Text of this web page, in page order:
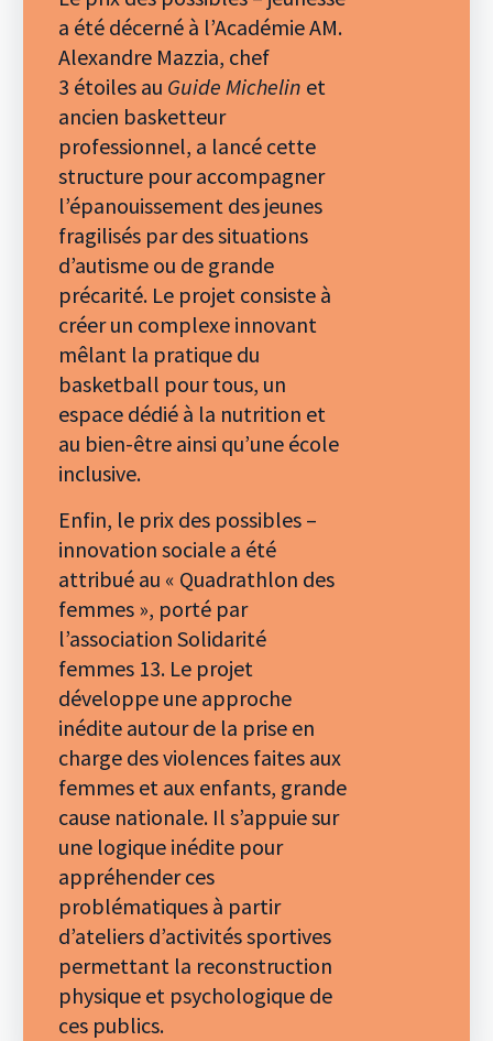
a été décerné à l’Académie AM.
Alexandre Mazzia, chef
3 étoiles au Guide Michelin et
ancien basketteur
professionnel, a lancé cette
structure pour accompagner
l’épanouissement des jeunes
fragilisés par des situations
d’autisme ou de grande
précarité. Le projet consiste à
créer un complexe innovant
mêlant la pratique du
basketball pour tous, un
espace dédié à la nutrition et
au bien-être ainsi qu’une école
inclusive.
Enfin, le prix des possibles –
innovation sociale a été
attribué au « Quadrathlon des
femmes », porté par
l’association Solidarité
femmes 13. Le projet
développe une approche
inédite autour de la prise en
charge des violences faites aux
femmes et aux enfants, grande
cause nationale. Il s’appuie sur
une logique inédite pour
appréhender ces
problématiques à partir
d’ateliers d’activités sportives
permettant la reconstruction
physique et psychologique de
ces publics.